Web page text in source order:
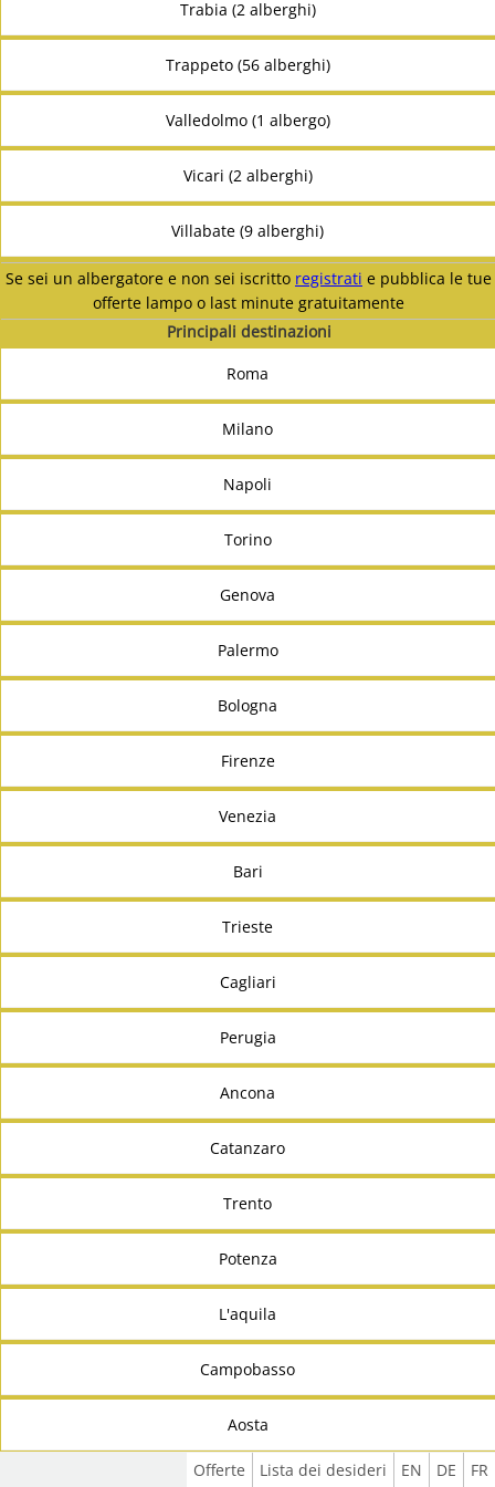
Trabia (2 alberghi)
Trappeto (56 alberghi)
Valledolmo (1 albergo)
Vicari (2 alberghi)
Villabate (9 alberghi)
Se sei un albergatore e non sei iscritto registrati e pubblica le tue
offerte lampo o last minute gratuitamente
Principali destinazioni
Roma
Milano
Napoli
Torino
Genova
Palermo
Bologna
Firenze
Venezia
Bari
Trieste
Cagliari
Perugia
Ancona
Catanzaro
Trento
Potenza
L'aquila
Campobasso
Aosta
FR
DE
EN
Lista dei desideri
Offerte